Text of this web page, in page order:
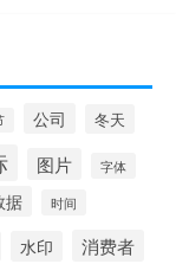
公司 冬天
图片 字体
据 时间
水印 消费者